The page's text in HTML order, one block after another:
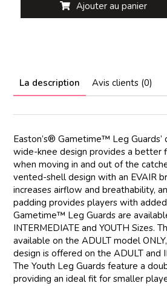
Ajouter au panier
La description Avis clients (0)
Easton’s® Gametime™ Leg Guards’
wide-knee design provides a better
when moving in and out of the
vented-shell design with an EVAIR
increases airflow and breathability,
padding provides players with
Gametime™ Leg Guards are
INTERMEDIATE and YOUTH Sizes.
available on the ADULT model
design is offered on the ADULT and
The Youth Leg Guards feature a
providing an ideal fit for smaller